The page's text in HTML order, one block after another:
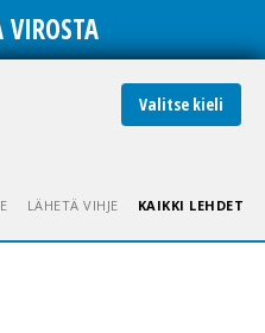
VIROSTA
Valitse kieli
LÄHETÄ VIHJE KAIKKI LEHDET